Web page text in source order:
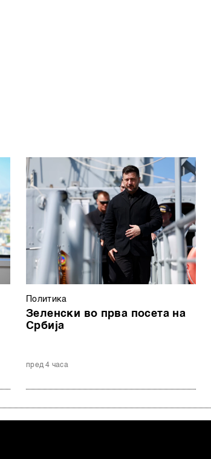
Политика
Зеленски во прва посета на
Србија
пред 4 часа